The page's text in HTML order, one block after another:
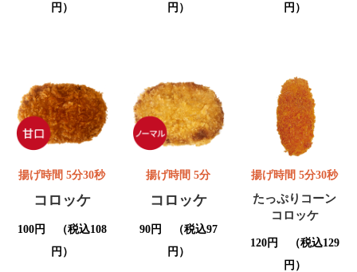
円）
円）
円）
揚げ時間 5分30秒
コロッケ
100円 （税込108
円）
揚げ時間 5分
コロッケ
90円 （税込97
円）
揚げ時間 5分30秒
たっぷりコーン
コロッケ
120円 （税込129
円）